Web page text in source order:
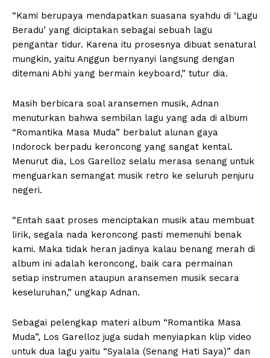
“Kami berupaya mendapatkan suasana syahdu di ‘Lagu
Beradu’ yang diciptakan sebagai sebuah lagu
pengantar tidur. Karena itu prosesnya dibuat senatural
mungkin, yaitu Anggun bernyanyi langsung dengan
ditemani Abhi yang bermain keyboard,” tutur dia.
Masih berbicara soal aransemen musik, Adnan
menuturkan bahwa sembilan lagu yang ada di album
“Romantika Masa Muda” berbalut alunan gaya
Indorock berpadu keroncong yang sangat kental.
Menurut dia, Los Garelloz selalu merasa senang untuk
menguarkan semangat musik retro ke seluruh penjuru
negeri.
“Entah saat proses menciptakan musik atau membuat
lirik, segala nada keroncong pasti memenuhi benak
kami. Maka tidak heran jadinya kalau benang merah di
album ini adalah keroncong, baik cara permainan
setiap instrumen ataupun aransemen musik secara
keseluruhan,” ungkap Adnan.
Sebagai pelengkap materi album “Romantika Masa
Muda”, Los Garelloz juga sudah menyiapkan klip video
untuk dua lagu yaitu “Syalala (Senang Hati Saya)” dan